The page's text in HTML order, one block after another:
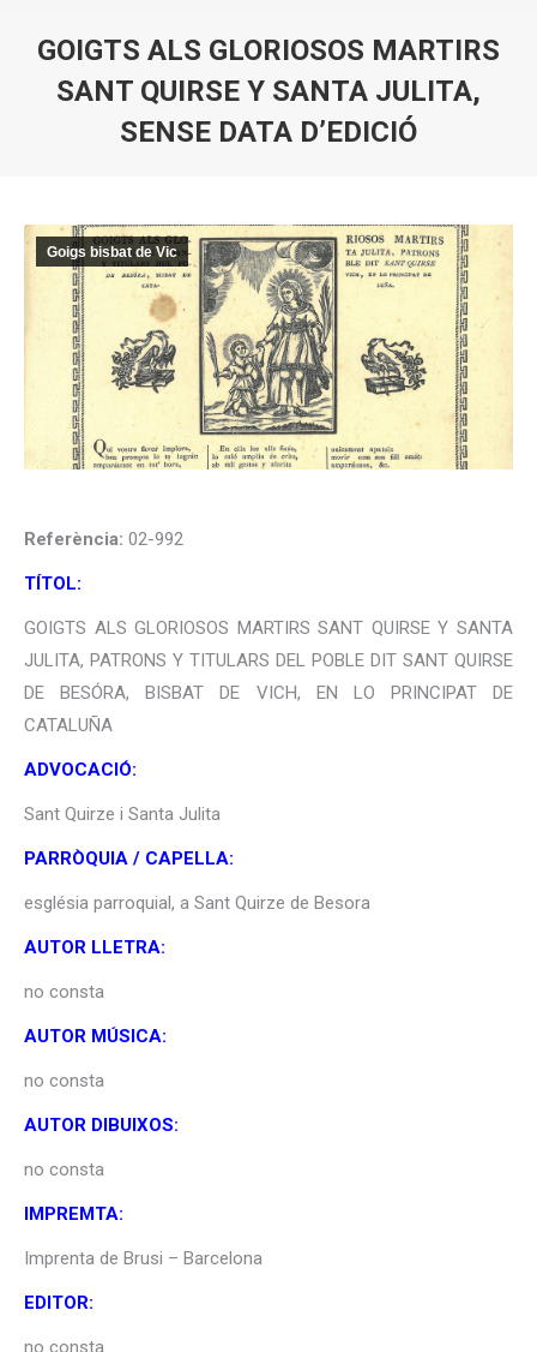
GOIGTS ALS GLORIOSOS MARTIRS
SANT QUIRSE Y SANTA JULITA,
SENSE DATA D’EDICIÓ
Goigs bisbat de Vic
Referència: 02-992
TÍTOL:
GOIGTS ALS GLORIOSOS MARTIRS SANT QUIRSE Y SANTA
JULITA, PATRONS Y TITULARS DEL POBLE DIT SANT QUIRSE
DE BESÓRA, BISBAT DE VICH, EN LO PRINCIPAT DE
CATALUÑA
ADVOCACIÓ:
Sant Quirze i Santa Julita
PARRÒQUIA / CAPELLA:
església parroquial, a Sant Quirze de Besora
AUTOR LLETRA:
no consta
AUTOR MÚSICA:
no consta
AUTOR DIBUIXOS:
no consta
IMPREMTA:
Imprenta de Brusi – Barcelona
EDITOR:
no consta